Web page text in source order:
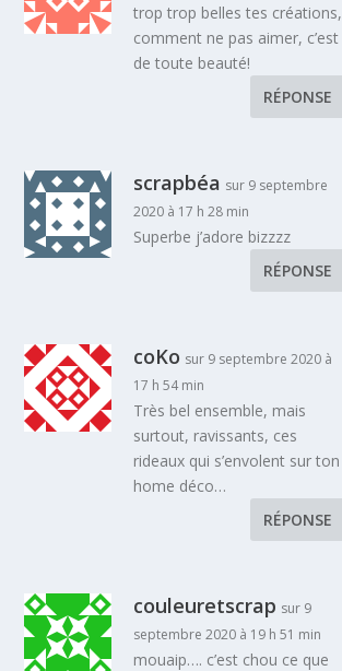
trop trop belles tes créations,
comment ne pas aimer, c’est
de toute beauté!
RÉPONSE
scrapbéa sur 9 septembre
2020 à 17 h 28 min
Superbe j’adore bizzzz
RÉPONSE
coKo sur 9 septembre 2020 à
17 h 54 min
Très bel ensemble, mais
surtout, ravissants, ces
rideaux qui s’envolent sur ton
home déco…
RÉPONSE
couleuretscrap sur 9
septembre 2020 à 19 h 51 min
mouaip…. c’est chou ce que